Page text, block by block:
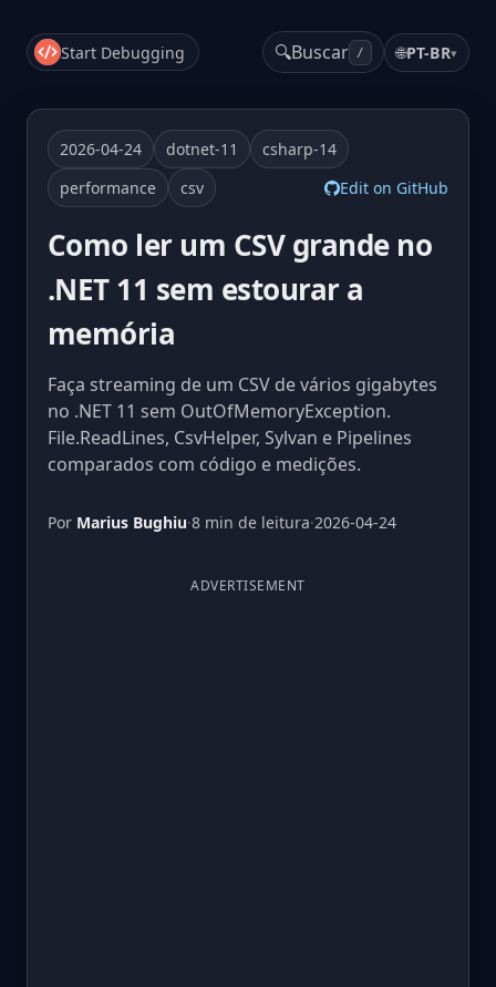
Start Debugging 🔍Buscar / 🌐PT-BR▾
2026-04-24 dotnet-11
csharp-14
performance
csv Edit on GitHub
Como ler um CSV grande no
.NET 11 sem estourar a
memória
Faça streaming de um CSV de vários gigabytes
no .NET 11 sem OutOfMemoryException.
File.ReadLines, CsvHelper, Sylvan e Pipelines
comparados com código e medições.
Por Marius Bughiu·8 min de leitura·2026-04-24
ADVERTISEMENT